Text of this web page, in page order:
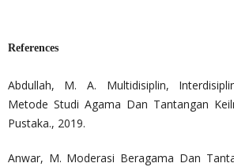
References
Abdullah, M. A. Multidisiplin,
Metode Studi Agama Dan Tantangan
Pustaka., 2019.
Anwar, M. Moderasi Beragama Dan